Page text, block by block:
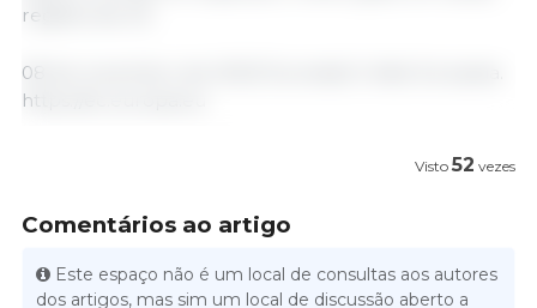
regiões da UE.
08 de novembro de 2023/ Eurostat/ União Europeia.
https://ec.europa.eu
Visto 52 vezes
Comentários ao artigo
Este espaço não é um local de consultas aos autores
dos artigos, mas sim um local de discussão aberto a